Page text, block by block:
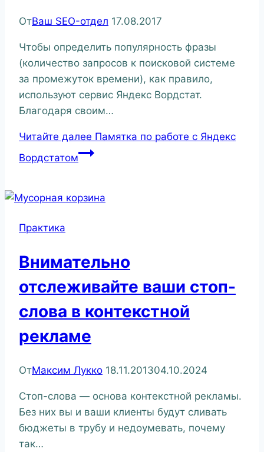
ОтВаш SEO-отдел 17.08.2017
Чтобы определить популярность фразы
(количество запросов к поисковой системе
за промежуток времени), как правило,
используют сервис Яндекс Вордстат.
Благодаря своим…
Читайте далее Памятка по работе с Яндекс
Вордстатом
Практика
Внимательно
отслеживайте ваши стоп-
слова в контекстной
рекламе
ОтМаксим Лукко 18.11.201304.10.2024
Стоп-слова — основа контекстной рекламы.
Без них вы и ваши клиенты будут сливать
бюджеты в трубу и недоумевать, почему
так…